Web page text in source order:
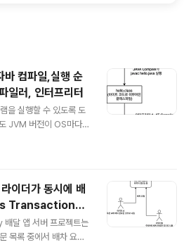
컴파일,실행 순
일러, 인터프리터
을 실행할 수 있도록 도
JVM 버전이 OS마다
될 수 있는 것입니다. ja
여 자바 클래스파일(바이
를 실행하면 hello.clas
hello 3. 새로 생긴
어를 통해 실행시킵니
는 것이라고 보면 됩니
이더가 동시에 배
Transaction을
보장
달 앱 서버 프로젝트는
목록 중에서 배차 요청